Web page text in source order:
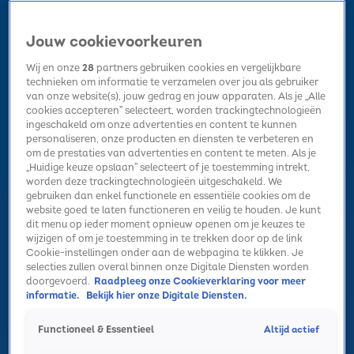
Home Radio luisteren Hitlijsten Acties Kerst Nieuws
Volg Sky Radio
Zoeken
HomeRadio luisterenActies Alle zendersSummer Top 101
Jouw cookievoorkeuren
Wij en onze28partners gebruiken cookies en vergelijkbare
technieken om informatie te verzamelen over jou als gebruiker
van onze website(s), jouw gedrag en jouw apparaten. Als je „Alle
cookies accepteren” selecteert, worden trackingtechnologieën
ingeschakeld om onze advertenties en content te kunnen
personaliseren, onze producten en diensten te verbeteren en
om de prestaties van advertenties en content te meten. Als je
„Huidige keuze opslaan” selecteert of je toestemming intrekt,
worden deze trackingtechnologieën uitgeschakeld. We
gebruiken dan enkel functionele en essentiële cookies om de
website goed te laten functioneren en veilig te houden. Je kunt
dit menu op ieder moment opnieuw openen om je keuzes te
wijzigen of om je toestemming in te trekken door op de link
Cookie-instellingen onder aan de webpagina te klikken. Je
selecties zullen overal binnen onze Digitale Diensten worden
doorgevoerd. Raadpleeg onze Cookieverklaring voor meer
informatie.
Bekijk hier onze Digitale Diensten.
Functioneel & Essentieel Altijd actief